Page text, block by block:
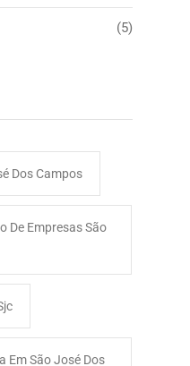
(5)
Dos Campos
De Empresas São
Em São José Dos